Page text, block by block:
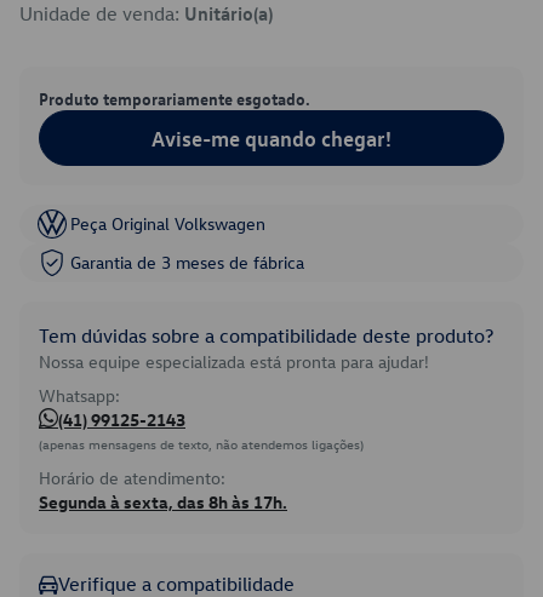
Unidade de venda: Unitário(a)
Produto temporariamente esgotado.
Avise-me quando chegar!
Peça Original Volkswagen
Garantia de 3 meses de fábrica
Tem dúvidas sobre a compatibilidade deste produto?
Nossa equipe especializada está pronta para ajudar!
Whatsapp:
(41) 99125-2143
(apenas mensagens de texto, não atendemos ligações)
Horário de atendimento:
Segunda à sexta, das 8h às 17h.
Verifique a compatibilidade